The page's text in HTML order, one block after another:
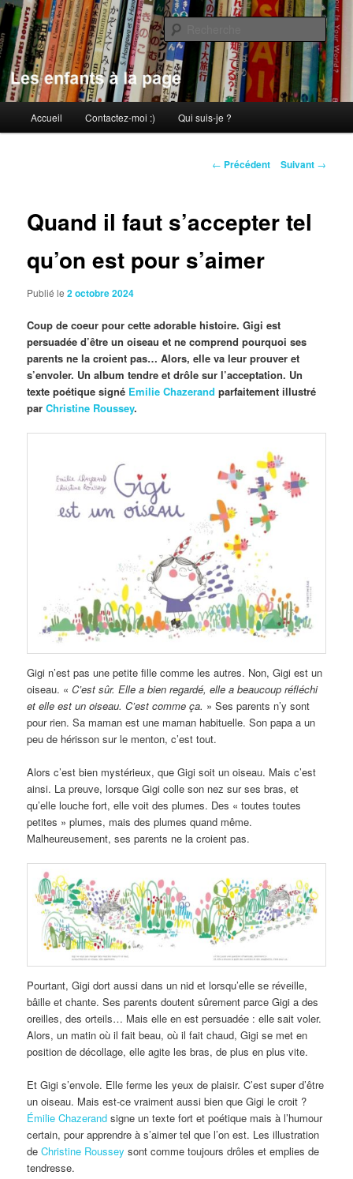
Aller
au
contenu
principalLes enfants à la page
principal
Accueil Contactez-moi :) Qui suis-je ?
Navigation
← Précédent Suivant →
Quand il faut s’accepter tel
qu’on est pour s’aimer
Publié le2 octobre 2024
Coup de coeur pour cette adorable histoire. Gigi est
persuadée d’être un oiseau et ne comprend pourquoi ses
parents ne la croient pas… Alors, elle va leur prouver et
s’envoler. Un album tendre et drôle sur l’acceptation. Un
texte poétique signé Emilie Chazerand parfaitement illustré
par Christine Roussey.
Gigi n’est pas une petite fille comme les autres. Non, Gigi est un
oiseau. «C’est sûr. Elle a bien regardé, elle a beaucoup réfléchi
et elle est un oiseau. C’est comme ça. » Ses parents n’y sont
pour rien. Sa maman est une maman habituelle. Son papa a un
peu de hérisson sur le menton, c’est tout.
Alors c’est bien mystérieux, que Gigi soit un oiseau. Mais c’est
ainsi. La preuve, lorsque Gigi colle son nez sur ses bras, et
qu’elle louche fort, elle voit des plumes. Des « toutes toutes
petites » plumes, mais des plumes quand même.
Malheureusement, ses parents ne la croient pas.
Pourtant, Gigi dort aussi dans un nid et lorsqu’elle se réveille,
bâille et chante. Ses parents doutent sûrement parce Gigi a des
oreilles, des orteils… Mais elle en est persuadée : elle sait voler.
Alors, un matin où il fait beau, où il fait chaud, Gigi se met en
position de décollage, elle agite les bras, de plus en plus vite.
Et Gigi s’envole. Elle ferme les yeux de plaisir. C’est super d’être
un oiseau. Mais est-ce vraiment aussi bien que Gigi le croit ?
Émilie Chazerand signe un texte fort et poétique mais à l’humour
certain, pour apprendre à s’aimer tel que l’on est. Les illustration
deChristine Roussey sont comme toujours drôles et emplies de
tendresse.